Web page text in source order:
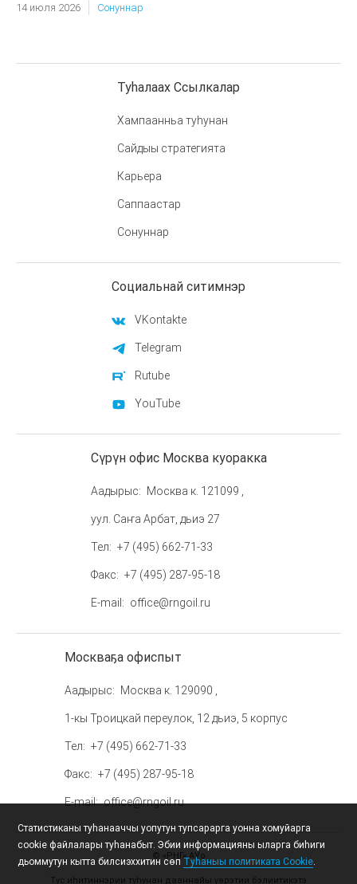
14 июля 2026 Сонуннар
Туһалаах Ссылкалар
Хампаанньа туһунан
Сайдыы стратегията
Карьера
Саппаастар
Сонуннар
Социальнай ситимнэр
VKontakte
Telegram
Rutube
YouTube
Сүрүн офис Москва куоракка
Аадырыс
Москва к. 121099 ,
уул. Саҥа Арбат, дьиэ 27
Тел
+7 (495) 662-71-33
Факс
+7 (495) 287-95-18
E-mail
office@rngoil.ru
Москваҕа офиспыт
Аадырыс
Москва к. 129090 ,
1-кы Троицкай переулок, 12 дьиэ, 5 корпус
Тел
+7 (495) 662-71-33
Факс
+7 (495) 287-95-18
E-mail office@rngoil.ru
© «РНГ» АУо
Тус иһитиннэрии туһунан дааннайы үөрэтии бэлиитикэтэ
Статистиканы туһанааччы уопутун тупсарарга уонна хомуйарга
cookie файлалары туһанабыт. Эбии информацияны ыларга биһиги
дьоммутун кытта билсиэххитин сөп Туһаныы политиката Cookie.